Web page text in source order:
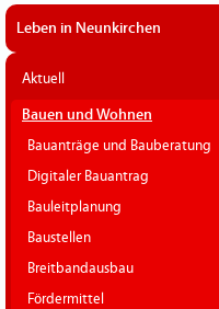
Leben in Neunkirchen
Aktuell
Bauen und Wohnen
Bauanträge und Bauberatung
Digitaler Bauantrag
Bauleitplanung
Baustellen
Breitbandausbau
Fördermittel